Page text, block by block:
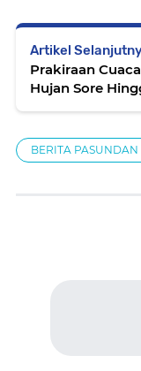
Artikel
Prakiraan
Hujan Sore
BERITA PASUNDAN